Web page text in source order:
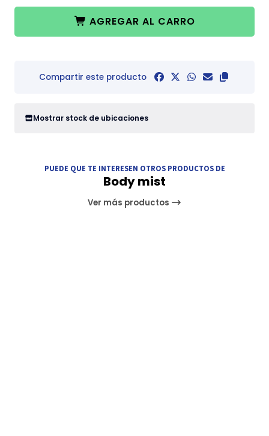
AGREGAR AL CARRO
Compartir este producto
Mostrar stock de ubicaciones
PUEDE QUE TE INTERESEN OTROS PRODUCTOS DE
Body mist
Ver más productos